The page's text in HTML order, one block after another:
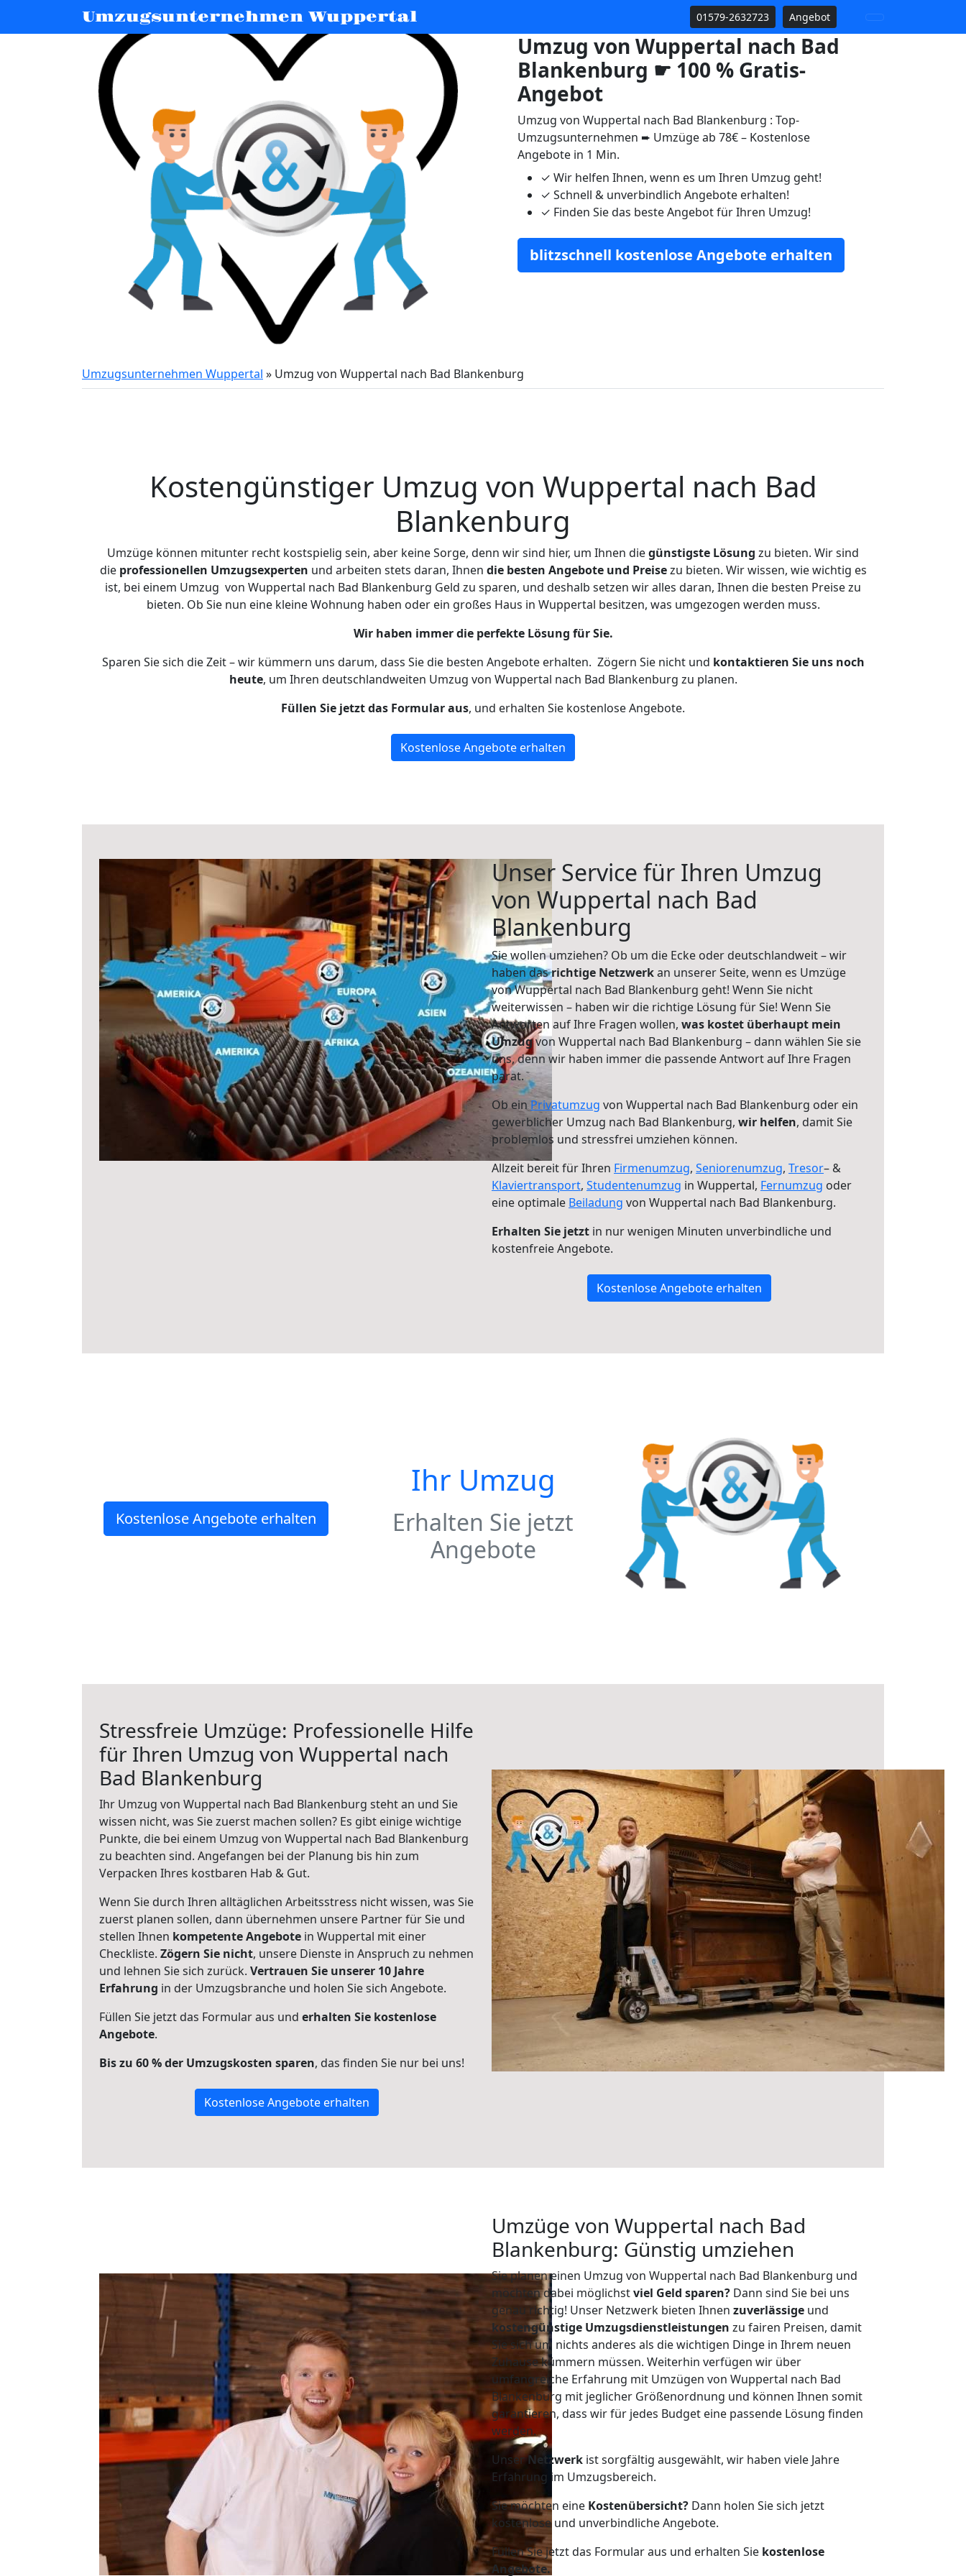
Umzugsunternehmen Wuppertal 01579-2632723 Angebot
Umzug von Wuppertal nach Bad
Blankenburg ☛ 100 % Gratis-
Angebot
Umzug von Wuppertal nach Bad Blankenburg : Top-
Umzugsunternehmen ➨ Umzüge ab 78€ – Kostenlose
Angebote in 1 Min.
✓ Wir helfen Ihnen, wenn es um Ihren Umzug geht!
✓ Schnell & unverbindlich Angebote erhalten!
✓ Finden Sie das beste Angebot für Ihren Umzug!
blitzschnell kostenlose Angebote erhalten
Umzugsunternehmen Wuppertal » Umzug von Wuppertal nach Bad Blankenburg
Kostengünstiger Umzug von Wuppertal nach Bad
Blankenburg
Umzüge können mitunter recht kostspielig sein, aber keine Sorge, denn wir sind hier, um Ihnen diegünstigste Lösung zu bieten. Wir sind
die professionellen Umzugsexperten und arbeiten stets daran, Ihnen die besten Angebote und Preisezu bieten. Wir wissen, wie wichtig es
ist, bei einem Umzug von Wuppertal nach Bad Blankenburg Geld zu sparen, und deshalb setzen wir alles daran, Ihnen die besten Preise zu
bieten. Ob Sie nun eine kleine Wohnung haben oder ein großes Haus in Wuppertal besitzen, was umgezogen werden muss.
Wir haben immer die perfekte Lösung für Sie.
Sparen Sie sich die Zeit – wir kümmern uns darum, dass Sie die besten Angebote erhalten. Zögern Sie nicht und kontaktieren Sie uns noch
heute, um Ihren deutschlandweiten Umzug von Wuppertal nach Bad Blankenburg zu planen.
Füllen Sie jetzt das Formular aus, und erhalten Sie kostenlose Angebote.
Kostenlose Angebote erhalten
Unser Service für Ihren Umzug
von Wuppertal nach Bad
Blankenburg
Sie wollen umziehen? Ob um die Ecke oder deutschlandweit – wir
haben dasrichtige Netzwerkan unserer Seite, wenn es Umzüge
von Wuppertal nach Bad Blankenburg geht! Wenn Sie nicht
weiterwissen – haben wir die richtige Lösung für Sie! Wenn Sie
Antworten auf Ihre Fragen wollen, was kostet überhaupt mein
Umzugvon Wuppertal nach Bad Blankenburg – dann wählen Sie sie
uns, denn wir haben immer die passende Antwort auf Ihre Fragen
parat.
Ob einPrivatumzug von Wuppertal nach Bad Blankenburg oder ein
gewerblicher Umzug nach Bad Blankenburg, wir helfen, damit Sie
problemlos und stressfrei umziehen können.
Allzeit bereit für Ihren Firmenumzug, Seniorenumzug, Tresor– &
Klaviertransport, Studentenumzug in Wuppertal, Fernumzug oder
eine optimale Beiladung von Wuppertal nach Bad Blankenburg.
Erhalten Sie jetzt in nur wenigen Minuten unverbindliche und
kostenfreie Angebote.
Kostenlose Angebote erhalten
Kostenlose Angebote erhalten
Ihr Umzug
Erhalten Sie jetzt
Angebote
Stressfreie Umzüge: Professionelle Hilfe
für Ihren Umzug von Wuppertal nach
Bad Blankenburg
Ihr Umzug von Wuppertal nach Bad Blankenburg steht an und Sie
wissen nicht, was Sie zuerst machen sollen? Es gibt einige wichtige
Punkte, die bei einem Umzug von Wuppertal nach Bad Blankenburg
zu beachten sind. Angefangen bei der Planung bis hin zum
Verpacken Ihres kostbaren Hab & Gut.
Wenn Sie durch Ihren alltäglichen Arbeitsstress nicht wissen, was Sie
zuerst planen sollen, dann übernehmen unsere Partner für Sie und
stellen Ihnen kompetente Angebote in Wuppertal mit einer
Checkliste. Zögern Sie nicht, unsere Dienste in Anspruch zu nehmen
und lehnen Sie sich zurück. Vertrauen Sie unserer 10 Jahre
Erfahrung in der Umzugsbranche und holen Sie sich Angebote.
Füllen Sie jetzt das Formular aus und erhalten Sie kostenlose
Angebote.
Bis zu 60 % der Umzugskosten sparen, das finden Sie nur bei uns!
Kostenlose Angebote erhalten
Umzüge von Wuppertal nach Bad
Blankenburg: Günstig umziehen
Sie planen einen Umzug von Wuppertal nach Bad Blankenburg und
möchten dabei möglichstviel Geld sparen? Dann sind Sie bei uns
genau richtig! Unser Netzwerk bieten Ihnen zuverlässige und
kostengünstige Umzugsdienstleistungen zu fairen Preisen, damit
Sie sich um nichts anderes als die wichtigen Dinge in Ihrem neuen
Zuhause kümmern müssen. Weiterhin verfügen wir über
umfangreiche Erfahrung mit Umzügen von Wuppertal nach Bad
Blankenburg mit jeglicher Größenordnung und können Ihnen somit
garantieren, dass wir für jedes Budget eine passende Lösung finden
werden.
UnserNetzwerk ist sorgfältig ausgewählt, wir haben viele Jahre
Erfahrung im Umzugsbereich.
Sie möchten eine Kostenübersicht? Dann holen Sie sich jetzt
kostenlose und unverbindliche Angebote.
Füllen Sie jetzt das Formular aus und erhalten Sie kostenlose
Angebote.